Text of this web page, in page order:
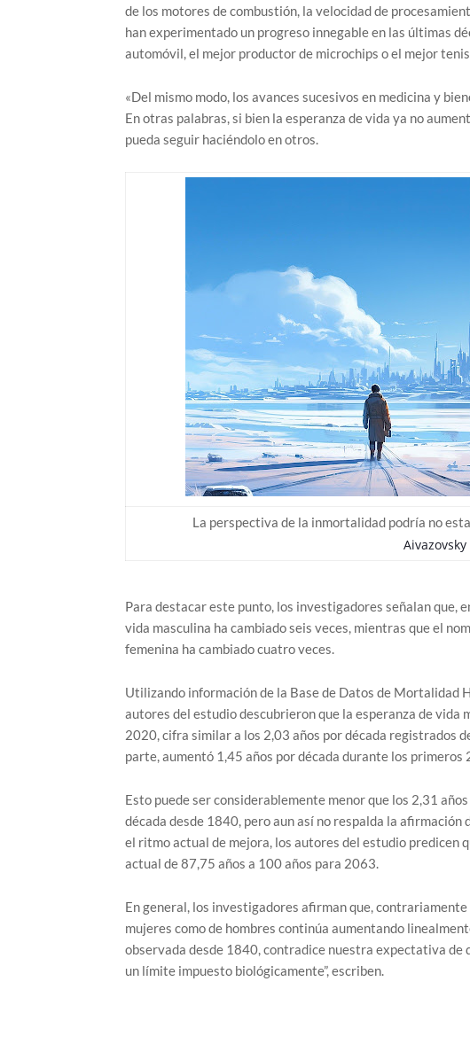
de los motores de combustión, la velocidad de
han experimentado un progreso innegable en las últimas
automóvil, el mejor productor de microchips o el mejor
«Del mismo modo, los avances sucesivos en medicina y
En otras palabras, si bien la esperanza de vida ya no
pueda seguir haciéndolo en otros.
La perspectiva de la inmortalidad podría no
Aivazovsky
Para destacar este punto, los investigadores señalan que,
vida masculina ha cambiado seis veces, mientras que el
femenina ha cambiado cuatro veces.
Utilizando información de la Base de Datos de Mortalidad
autores del estudio descubrieron que la esperanza de
2020, cifra similar a los 2,03 años por década registrados
parte, aumentó 1,45 años por década durante los primeros
Esto puede ser considerablemente menor que los 2,31
década desde 1840, pero aun así no respalda la afirmación
el ritmo actual de mejora, los autores del estudio predicen
actual de 87,75 años a 100 años para 2063.
En general, los investigadores afirman que,
mujeres como de hombres continúa aumentando
observada desde 1840, contradice nuestra expectativa de
un límite impuesto biológicamente”, escriben.